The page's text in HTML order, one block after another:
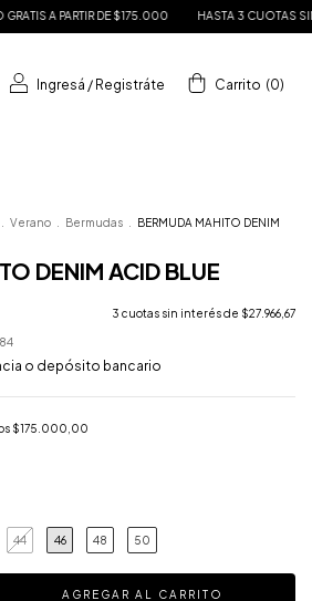
3 CUOTAS SIN INTERÉS 15% DE DESCUENTO
Ingresá / Registráte Carrito (0)
Verano Bermudas
BERMUDA MAHITO DENIM
DENIM ACID BLUE
3 cuotas sin interés de $27.966,67
o depósito bancario
$175.000,00
44 46 48 50